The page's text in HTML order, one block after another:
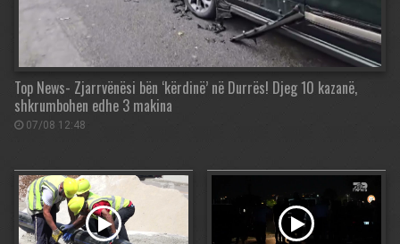
Top News- Zjarrvënësi bën ‘kërdinë’ në Durrës! Djeg 10 kazanë,
shkrumbohen edhe 3 makina
07/08 12:48